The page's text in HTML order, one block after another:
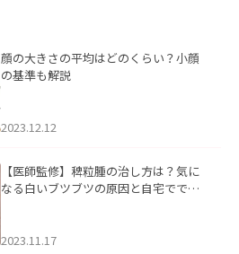
顔の大きさの平均はどのくらい？小顔
の基準も解説
2023.12.12
【医師監修】稗粒腫の治し方は？気に
なる白いブツブツの原因と自宅ででき
2023.11.17